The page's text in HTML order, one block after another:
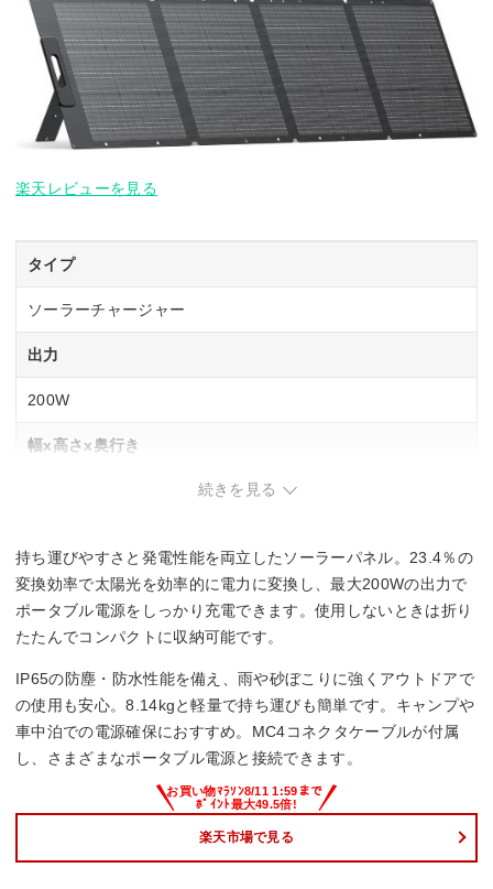
楽天レビューを見る
タイプ
ソーラーチャージャー
出力
200W
幅x高さx奥行き
8.14kg
続きを見る
持ち運びやすさと発電性能を両立したソーラーパネル。23.4％の
変換効率で太陽光を効率的に電力に変換し、最大200Wの出力で
ポータブル電源をしっかり充電できます。使用しないときは折り
たたんでコンパクトに収納可能です。
IP65の防塵・防水性能を備え、雨や砂ぼこりに強くアウトドアで
の使用も安心。8.14kgと軽量で持ち運びも簡単です。キャンプや
車中泊での電源確保におすすめ。MC4コネクタケーブルが付属
し、さまざまなポータブル電源と接続できます。
楽天市場で見る